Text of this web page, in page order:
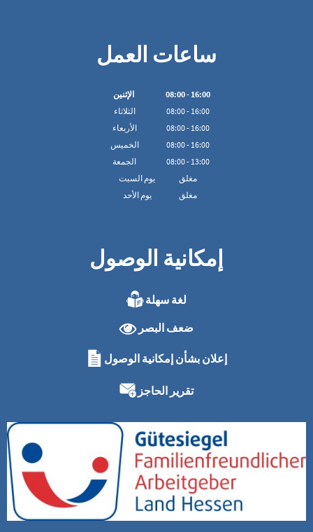
ساعات العمل
الإثنين 08:00- 16:00
الثلاثاء
08:00- 16:00
الأربعاء
08:00- 16:00
الخميس
08:00- 16:00
الجمعة
08:00- 13:00
يوم السبت
مغلق
يوم الأحد
مغلق
إمكانية الوصول
لغة سهلة
ضعف البصر
إعلان بشأن إمكانية الوصول
تقرير الحاجز